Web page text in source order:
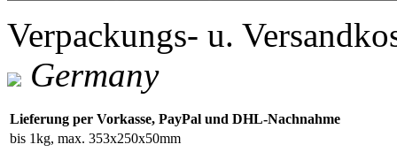
Verpackungs- u.
Germany
Lieferung per Vorkasse, PayPal und DHL-Nachnahme
bis 1kg, max. 353x250x50mm